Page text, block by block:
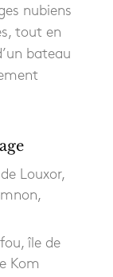
nubiens
tout en
bateau
Louxor,
île de
Kom